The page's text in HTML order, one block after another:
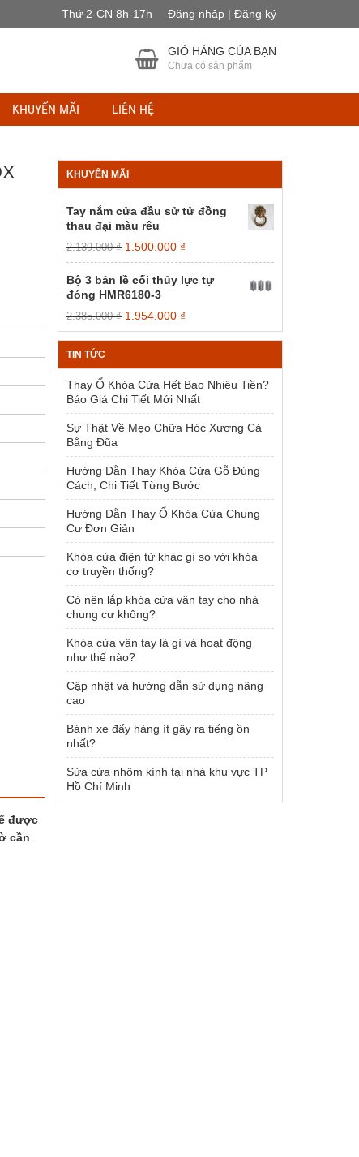
Thứ 2-CN 8h-17h Đăng nhập | Đăng ký
GIỎ HÀNG CỦA BẠN
Chưa có sản phẩm
KHUYẾN MÃI LIÊN HỆ
được
cần
KHUYẾN MÃI
Tay nắm cửa đầu sử tử đồng
thau đại màu rêu
2.139.000₫ Giá
gốc
là:
2.139.000 ₫.
1.500.000 ₫
hiện
là:
Bộ 3 bản lề cối thủy lực tự
đóng HMR6180-3
2.385.000₫ Giá
gốc
là:
1.954.000 ₫
hiện
tại
1.954.000 ₫.
TIN TỨC
Thay Ổ Khóa Cửa Hết Bao Nhiêu Tiền?
Báo Giá Chi Tiết Mới Nhất
Sự Thật Về Mẹo Chữa Hóc Xương Cá
Bằng Đũa
Hướng Dẫn Thay Khóa Cửa Gỗ Đúng
Cách, Chi Tiết Từng Bước
Hướng Dẫn Thay Ổ Khóa Cửa Chung
Cư Đơn Giản
Khóa cửa điện tử khác gì so với khóa
cơ truyền thống?
Có nên lắp khóa cửa vân tay cho nhà
chung cư không?
Khóa cửa vân tay là gì và hoạt động
như thế nào?
Cập nhật và hướng dẫn sử dụng nâng
cao
Bánh xe đẩy hàng ít gây ra tiếng ồn
nhất?
Sửa cửa nhôm kính tại nhà khu vực TP
Hồ Chí Minh